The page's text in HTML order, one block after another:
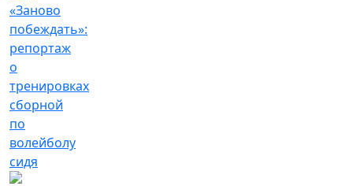
«Заново
побеждать»:
репортаж
о
тренировках
сборной
по
волейболу
сидя